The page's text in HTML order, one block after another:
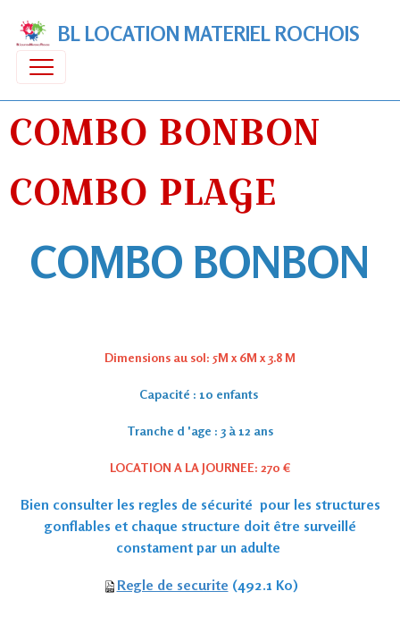
BL LOCATION MATERIEL ROCHOIS
COMBO BONBON
COMBO PLAGE
COMBO BONBON
Dimensions au sol: 5M x 6M x 3.8 M
Capacité : 10 enfants
Tranche d 'age : 3 à 12 ans
LOCATION A LA JOURNEE: 270 €
Bien consulter les regles de sécurité pour les structures
gonflables et chaque structure doit être surveillé
constament par un adulte
Regle de securite (492.1 Ko)